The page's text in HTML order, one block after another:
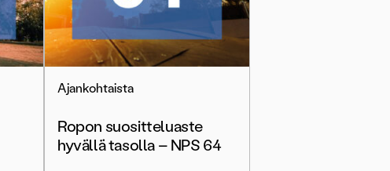
Ajankohtaista
Ropon suositteluaste
hyvällä tasolla – NPS 64